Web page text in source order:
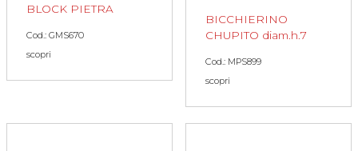
BLOCK PIETRA
Cod.: GMS670
scopri
BICCHIERINO
CHUPITO diam.h.7
Cod.: MPS899
scopri